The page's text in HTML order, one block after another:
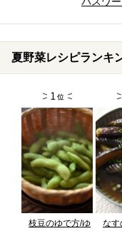
夏野菜レシピランキ
枝豆のゆで方/ゆ
なす